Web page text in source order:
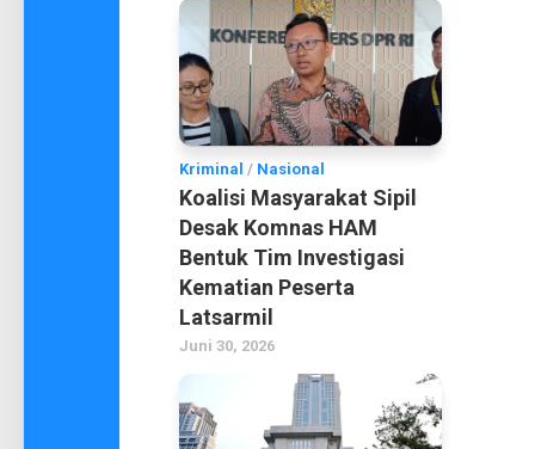
Kriminal / Nasional
Koalisi Masyarakat Sipil
Desak Komnas HAM
Bentuk Tim Investigasi
Kematian Peserta
Latsarmil
Juni 30, 2026